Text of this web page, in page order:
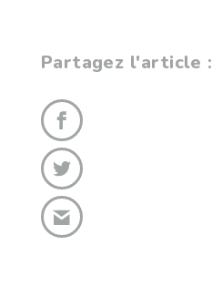
Partagez l'article :